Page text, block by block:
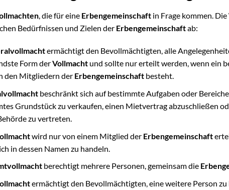
, die für eine Erbengemeinschaft in Frage kommen.
Bedürfnissen und Zielen der Erbengemeinschaftab:
ermächtigt den Bevollmächtigten, alle
Form derVollmachtund sollte nur erteilt werden, wenn ein
den Mitgliedern der Erbengemeinschaftbesteht.
beschränkt sich auf bestimmte Aufgaben oder
Grundstück zu verkaufen, einen Mietvertrag abzuschließen
zu vertreten.
wird nur von einem Mitglied der Erbengemeinschaft
in dessen Namen zu handeln.
berechtigt mehrere Personen, gemeinsam die
ermächtigt den Bevollmächtigten, eine weitere Person